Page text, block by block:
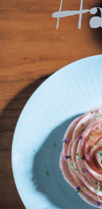
【
2
0
2
5
年
秋
最
新
】